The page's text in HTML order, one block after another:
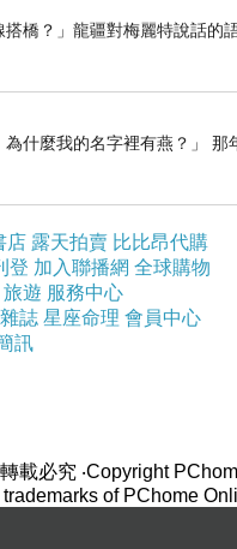
搭橋？」龍疆對梅麗特說話
什麼我的名字裡有燕？」
店 露天拍賣 比比昂代購
登 加入聯播網 全球購物
旅遊 服務中心
雜誌 星座命理 會員中心
訊
載必究 ‧Copyright
of PChome